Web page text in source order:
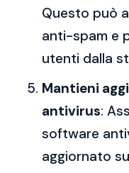
Questo può
anti-spam e
utenti dalla
Mantieni
antivirus:
software
aggiornato